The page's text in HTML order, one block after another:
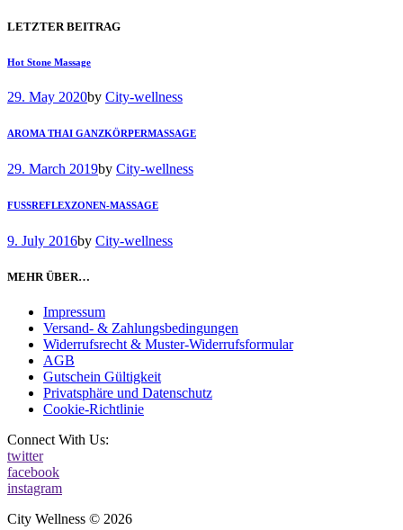
LETZTER BEITRAG
Hot Stone Massage
29. May 2020by City-wellness
AROMA THAI GANZKÖRPERMASSAGE
29. March 2019by City-wellness
FUSSREFLEXZONEN-MASSAGE
9. July 2016by City-wellness
MEHR ÜBER…
Impressum
Versand- & Zahlungsbedingungen
Widerrufsrecht & Muster-Widerrufsformular
AGB
Gutschein Gültigkeit
Privatsphäre und Datenschutz
Cookie-Richtlinie
Connect With Us:
twitter
facebook
instagram
City Wellness © 2026